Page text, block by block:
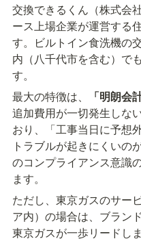
交換できるくん（株式会
ース上場企業が運営する
す。ビルトイン食洗機の
内（八千代市を含む）で
す。
最大の特徴は、
「明朗会
追加費用が一切発生しな
おり、「工事当日に予想
トラブルが起きにくいの
のコンプライアンス意識
ます。
ただし、東京ガスのサー
ア内）の場合は、ブラン
東京ガスが一歩リードしま